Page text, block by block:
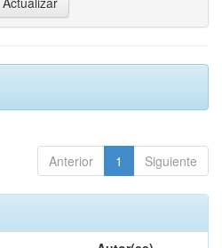
Anterior 1 Siguiente